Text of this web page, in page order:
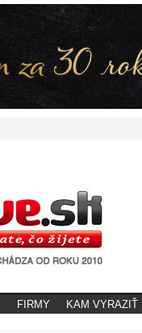
FIRMY KAM VYRAZIŤ